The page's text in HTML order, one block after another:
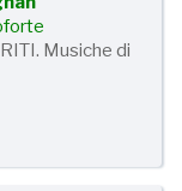
Musiche di